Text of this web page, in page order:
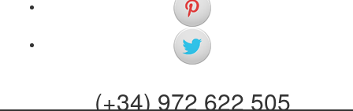
(+34) 972 622 505